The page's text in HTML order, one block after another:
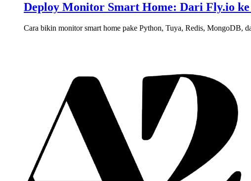
Deploy Monitor Smart Home: Dari Fly.io
Cara bikin monitor smart home pake Python, Tuya, Redis, MongoDB,